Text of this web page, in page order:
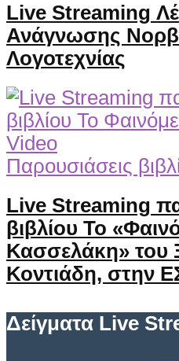
Live Streaming
Ανάγνωσης
Λογοτεχνίας
Video
Παρουσιάσεις
Live Streaming
βιβλίου Το
Κασσελάκη» του
Κοντιάδη, στην
Δείγματα Live